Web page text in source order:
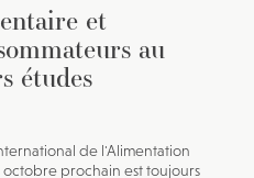
et
au
études
de l'Alimentation
octobre prochain est toujours